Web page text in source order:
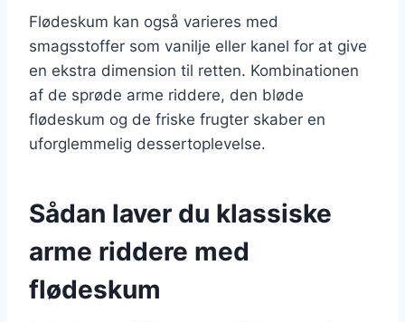
Flødeskum kan også varieres med
smagsstoffer som vanilje eller kanel for at give
en ekstra dimension til retten. Kombinationen
af de sprøde arme riddere, den bløde
flødeskum og de friske frugter skaber en
uforglemmelig dessertoplevelse.
Sådan laver du klassiske
arme riddere med
flødeskum